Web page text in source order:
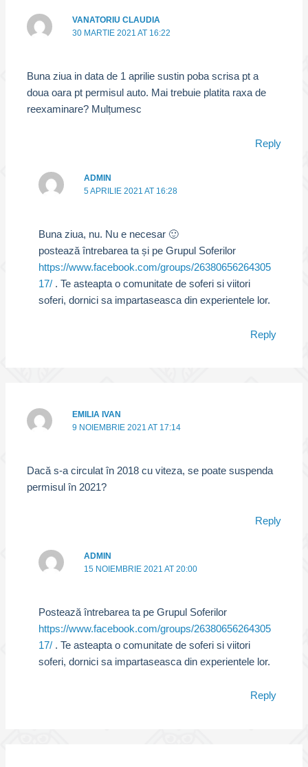
VANATORIU CLAUDIA
30 MARTIE 2021 AT 16:22
Buna ziua in data de 1 aprilie sustin poba scrisa pt a
doua oara pt permisul auto. Mai trebuie platita raxa de
reexaminare? Mulțumesc
Reply
ADMIN
5 APRILIE 2021 AT 16:28
Buna ziua, nu. Nu e necesar 🙂
postează întrebarea ta și pe Grupul Soferilor
https://www.facebook.com/groups/26380656264305
17/ . Te asteapta o comunitate de soferi si viitori
soferi, dornici sa impartaseasca din experientele lor.
Reply
EMILIA IVAN
9 NOIEMBRIE 2021 AT 17:14
Dacă s-a circulat în 2018 cu viteza, se poate suspenda
permisul în 2021?
Reply
ADMIN
15 NOIEMBRIE 2021 AT 20:00
Postează întrebarea ta pe Grupul Soferilor
https://www.facebook.com/groups/26380656264305
17/ . Te asteapta o comunitate de soferi si viitori
soferi, dornici sa impartaseasca din experientele lor.
Reply